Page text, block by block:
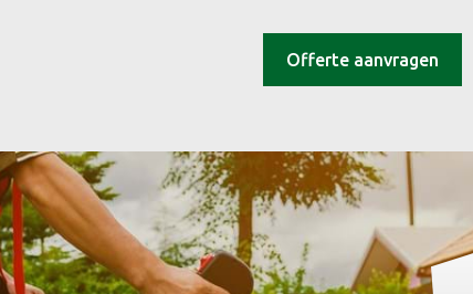
Offerte aanvragen